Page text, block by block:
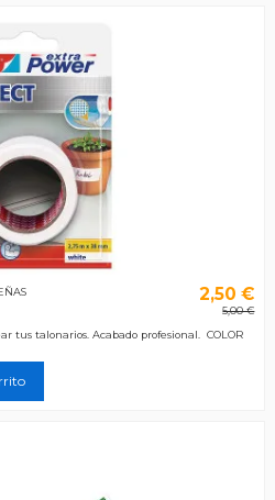
2,50 €
5,00 €
tus talonarios. Acabado profesional. COLOR